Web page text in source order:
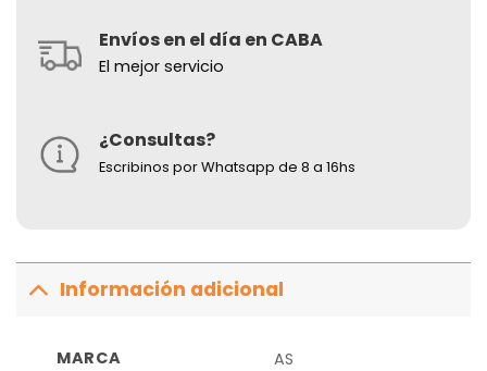
Envíos en el día en CABA
El mejor servicio
¿Consultas?
Escribinos por Whatsapp de 8 a 16hs
Información adicional
MARCA AS